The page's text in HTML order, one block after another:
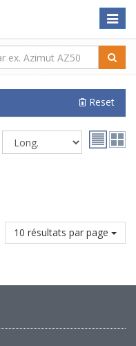
Toggle
Reset
10 résultats par page